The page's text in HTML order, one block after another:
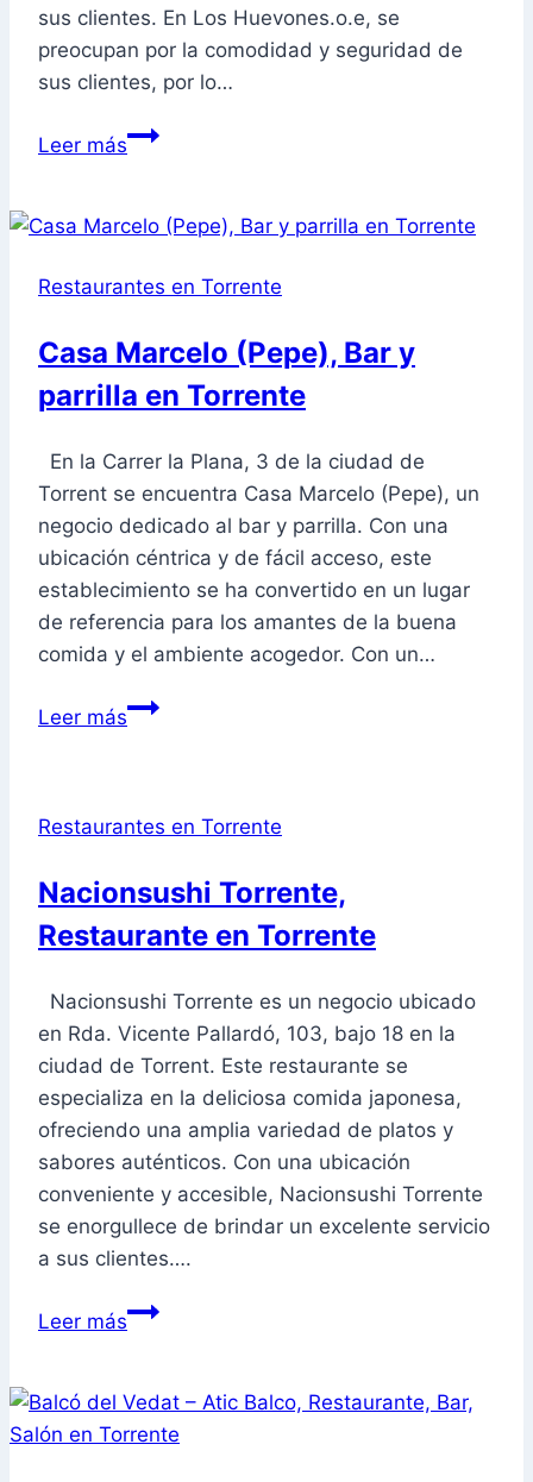
sus clientes. En Los Huevones.o.e, se
preocupan por la comodidad y seguridad de
sus clientes, por lo…
Leer másLos
y
en
Restaurantes en Torrente
Casa Marcelo (Pepe), Bar y
parrilla en Torrente
En la Carrer la Plana, 3 de la ciudad de
Torrent se encuentra Casa Marcelo (Pepe), un
negocio dedicado al bar y parrilla. Con una
ubicación céntrica y de fácil acceso, este
establecimiento se ha convertido en un lugar
de referencia para los amantes de la buena
comida y el ambiente acogedor. Con un…
Leer másCasa
y
en
Torrente
Restaurantes en Torrente
Nacionsushi Torrente,
Restaurante en Torrente
Nacionsushi Torrente es un negocio ubicado
en Rda. Vicente Pallardó, 103, bajo 18 en la
ciudad de Torrent. Este restaurante se
especializa en la deliciosa comida japonesa,
ofreciendo una amplia variedad de platos y
sabores auténticos. Con una ubicación
conveniente y accesible, Nacionsushi Torrente
se enorgullece de brindar un excelente servicio
a sus clientes….
Leer másNacionsushi
en
Torrente